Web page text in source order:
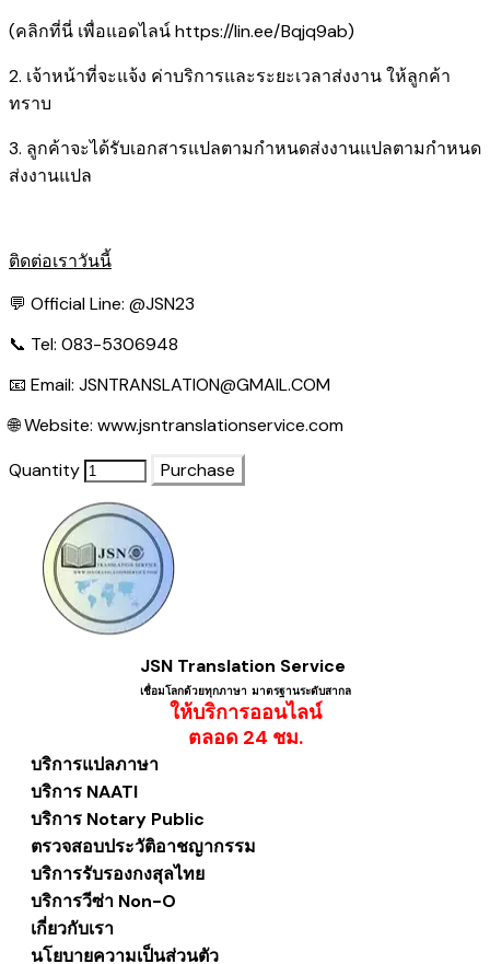
(คลิกที่นี่ เพื่อแอดไลน์https://lin.ee/Bqjq9ab)
2. เจ้าหน้าที่จะแจ้ง ค่าบริการและระยะเวลาส่งงาน ให้ลูกค้า
ทราบ
3. ลูกค้าจะได้รับเอกสารแปลตามกำหนดส่งงานแปลตามกำหนด
ส่งงานแปล
ติดต่อเราวันนี้
💬 Official Line: @JSN23
📞 Tel: 083-5306948
📧 Email: JSNTRANSLATION@GMAIL.COM
🌐 Website: www.jsntranslationservice.com
Quantity
Purchase
JSN Translation Service
เชื่อมโลกด้วยทุกภาษา ​มาตรฐานระดับสากล
ให้บริการออนไลน์
​ตลอด 24 ชม.
บริการแปลภาษา
บริการ NAATI
บริการ Notary Public
ตรวจสอบประวัติอาชญากรรม
บริการรับรองกงสุลไทย
บริการวีซ่า Non-O
เกี่ยวกับเรา
นโยบายความเป็นส่วนตัว